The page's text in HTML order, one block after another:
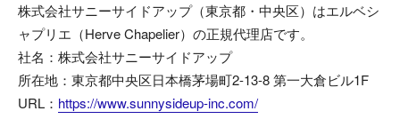
株式会社サニーサイドアップ（東京都・中央区）はエルベシ
ャプリエ（Herve Chapelier）の正規代理店です。
社名：株式会社サニーサイドアップ
所在地：東京都中央区日本橋茅場町2-13-8 第一大倉ビル1F
URL： https://www.sunnysideup-inc.com/